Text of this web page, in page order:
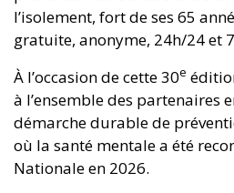
l’isolement, fort de ses 65
gratuite, anonyme, 24h/24 et
À l’occasion de cette 30e
à l’ensemble des partenaires
démarche durable de
où la santé mentale a été
Nationale en 2026.